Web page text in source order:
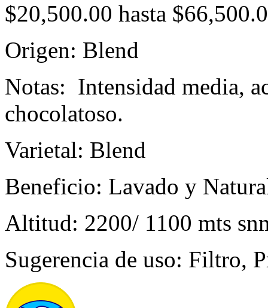
$20,500.00 hasta
Origen: Blend
Notas: Intensidad media,
chocolatoso.
Varietal: Blend
Beneficio: Lavado y
Altitud: 2200/ 1100 mts
Sugerencia de uso: Filtro,